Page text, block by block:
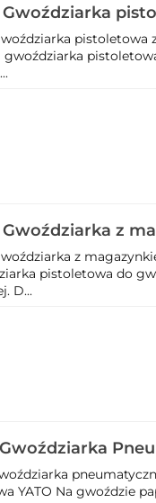
Gwoździarka
FN2190pistoletowa
gwoździarka
Gwoździarka z
247520109
z
pistoletowa do
D...
Yt-09211
YATO Na gwoździe